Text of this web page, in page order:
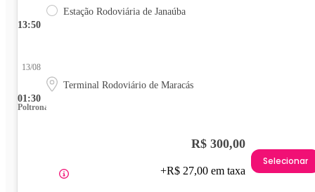
13:50
Estação Rodoviária de Janaúba
01:30
13/08
Terminal Rodoviário de Maracás
Poltrona
R$ 300,00
+R$ 27,00 em taxa
Selecionar